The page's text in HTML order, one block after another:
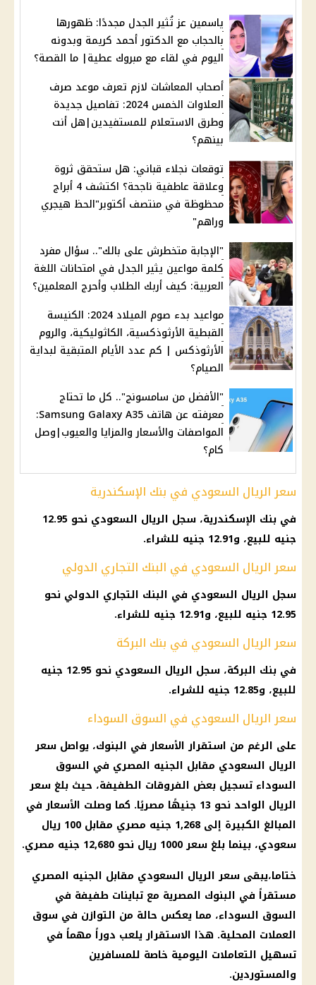
ياسمين عز تُثير الجدل مجددًا: ظهورها
بالحجاب مع الدكتور أحمد كريمة وبدونه
اليوم في لقاء مع مبروك عطية| ما القصة؟
أصحاب المعاشات لازم تعرف موعد صرف
العلاوات الخمس 2024: تفاصيل جديدة
وطرق الاستعلام للمستفيدين|هل أنت
بينهم؟
توقعات نجلاء قباني: هل ستحقق ثروة
وعلاقة عاطفية ناجحة؟ اكتشف 4 أبراج
محظوظة في منتصف أكتوبر"الحظ هيجري
وراهم"
"الإجابة متخطرش على بالك".. سؤال مفرد
كلمة مواعين يثير الجدل في امتحانات اللغة
العربية: كيف أربك الطلاب وأحرج المعلمين؟
مواعيد بدء صوم الميلاد 2024: الكنيسة
القبطية الأرثوذكسية، الكاثوليكية، والروم
الأرثوذكس | كم عدد الأيام المتبقية لبداية
الصيام؟
"الأفضل من سامسونج".. كل ما تحتاج
معرفته عن هاتف Samsung Galaxy A35:
المواصفات والأسعار والمزايا والعيوب|وصل
كام؟
سعر الريال السعودي في بنك الإسكندرية
في بنك الإسكندرية، سجل الريال السعودي نحو 12.95
جنيه للبيع، و12.91 جنيه للشراء.
سعر الريال السعودي في البنك التجاري الدولي
سجل الريال السعودي في البنك التجاري الدولي نحو
12.95 جنيه للبيع، و12.91 جنيه للشراء.
سعر الريال السعودي في بنك البركة
في بنك البركة، سجل الريال السعودي نحو 12.95 جنيه
للبيع، و12.85 جنيه للشراء.
سعر الريال السعودي في السوق السوداء
على الرغم من استقرار الأسعار في البنوك، يواصل سعر
الريال السعودي مقابل الجنيه المصري في السوق
السوداء تسجيل بعض الفروقات الطفيفة، حيث بلغ سعر
الريال الواحد نحو 13 جنيهًا مصريًا. كما وصلت الأسعار في
المبالغ الكبيرة إلى 1,268 جنيه مصري مقابل 100 ريال
سعودي، بينما بلغ سعر 1000 ريال نحو 12,680 جنيه مصري.
ختاما،يبقى سعر الريال السعودي مقابل الجنيه المصري
مستقراً في البنوك المصرية مع تباينات طفيفة في
السوق السوداء، مما يعكس حالة من التوازن في سوق
العملات المحلية. هذا الاستقرار يلعب دوراً مهماً في
تسهيل التعاملات اليومية خاصة للمسافرين
والمستوردين.